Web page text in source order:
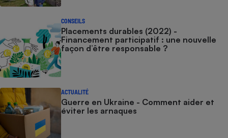
CONSEILS
Placements durables (2022) -
Financement participatif : une nouvelle
façon d’être responsable ?
ACTUALITÉ
Guerre en Ukraine - Comment aider et
éviter les arnaques